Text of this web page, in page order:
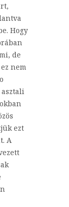
Hogy
de
nem
ezt
A